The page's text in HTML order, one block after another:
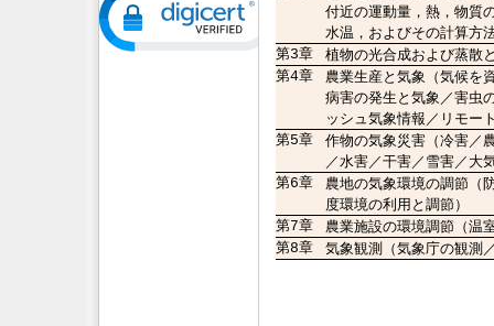
付近の運動量，熱，物質
水温，およびその計算方
第3章
植物の光合成および蒸散
第4章
農業生産と気象（気候を
病害の発生と気象／害虫
ッシュ気象情報／リモー
第5章
作物の気象災害（冷害／
／水害／干害／雪害／大
第6章
農地の気象環境の調節（
度環境の利用と調節）
第7章
農業施設の環境調節（温
第8章
気象観測（気象庁の観測